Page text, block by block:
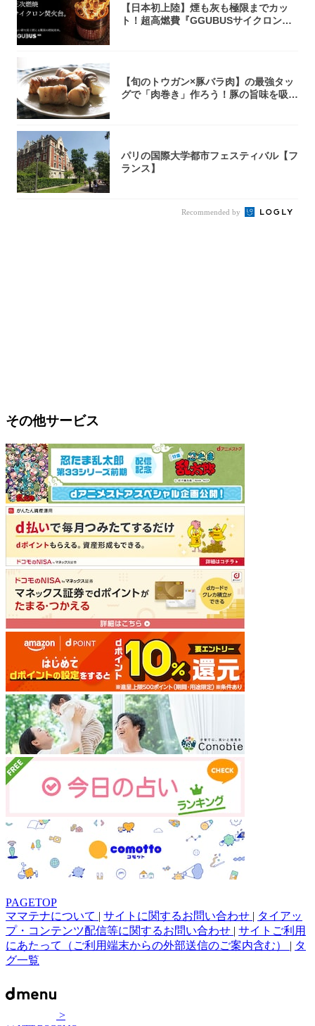
【日本初上陸】煙も灰も極限までカッ
ト！超高燃費『GGUBUSサイクロン焚
【旬のトウガン×豚バラ肉】の最強タッ
グで「肉巻き」作ろう！豚の旨味を吸い
パリの国際大学都市フェスティバル【フ
ランス】
Recommended by
その他サービス
PAGETOP
ママテナについて | サイトに関するお問い合わせ | タイアッ
プ・コンテンツ配信等に関するお問い合わせ | サイトご利用
にあたって（ご利用端末からの外部送信のご案内含む） | タ
グ一覧
>